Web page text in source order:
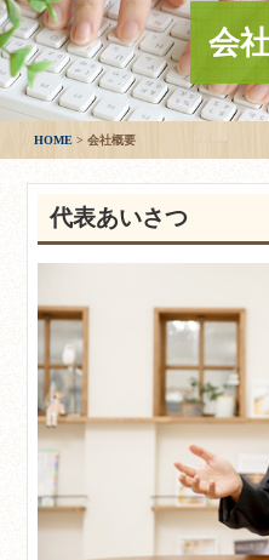
会
HOME 会社概要
代表あいさつ